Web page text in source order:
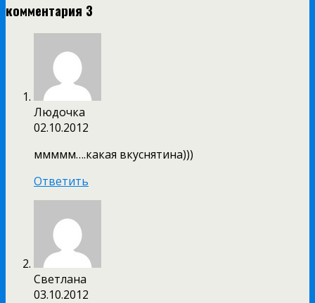
комментария 3
Людочка
02.10.2012
ммммм….какая вкуснятина)))
Ответить
Светлана
03.10.2012